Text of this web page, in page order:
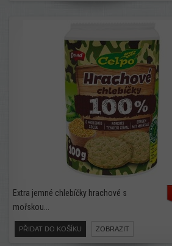
Extra jemné chlebíčky hrachové s
mořskou...
PŘIDAT DO KOŠÍKU ZOBRAZIT